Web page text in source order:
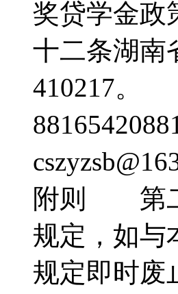
奖贷学金
十二条湖南
410217。
附则 第二
规定，如与
规定即时废